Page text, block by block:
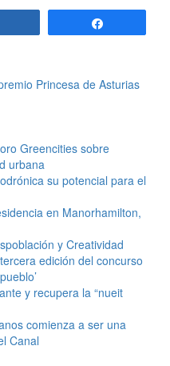
Princesa de Asturias
Greencities sobre
urbana
su potencial para el
en Manorhamilton,
y Creatividad
edición del concurso
y recupera la “nueit
comienza a ser una
Canal